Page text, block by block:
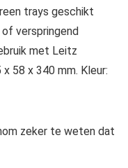
trays geschikt
verspringend
met Leitz
58 x 340 mm. Kleur:
zeker te weten dat